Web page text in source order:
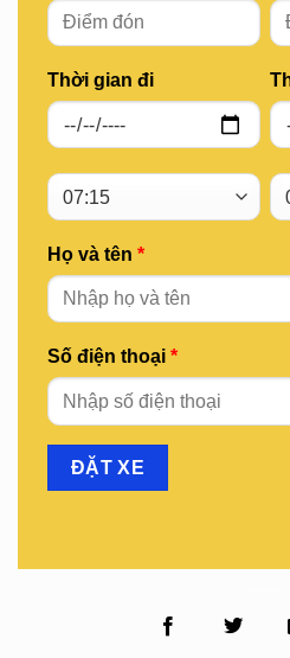
Thời gian đi
Họ và tên *
Số điện thoại *